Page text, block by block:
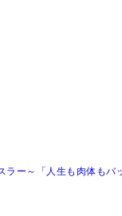
ー～「人生も肉体もバ